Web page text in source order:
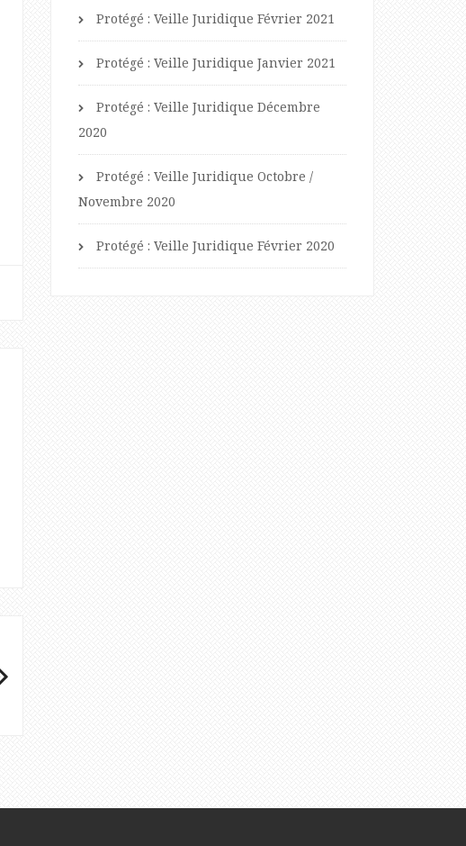
Protégé : Veille Juridique Février 2021
Protégé : Veille Juridique Janvier 2021
Protégé : Veille Juridique Décembre
2020
Protégé : Veille Juridique Octobre /
Novembre 2020
Protégé : Veille Juridique Février 2020